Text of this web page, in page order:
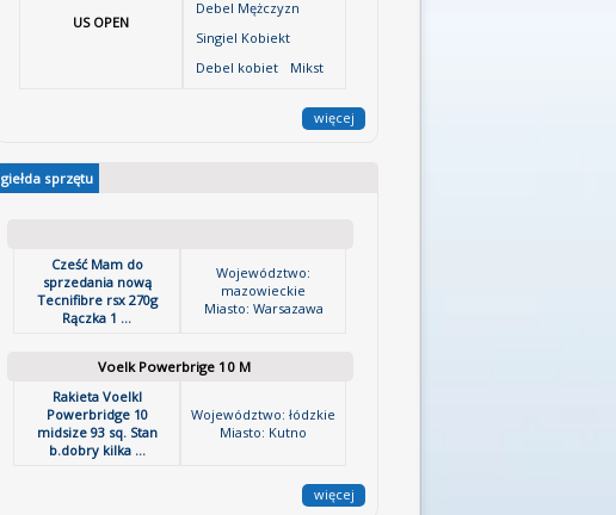
US OPEN
Debel Mężczyzn
Singiel Kobiekt
Debel kobiet
Mikst
więcej
giełda sprzętu
Cześć Mam do
sprzedania nową
Tecnifibre rsx 270g
Rączka 1 ...
Województwo:
mazowieckie
Miasto: Warsazawa
Voelk Powerbrige 10 M
Rakieta Voelkl
Powerbridge 10
midsize 93 sq. Stan
b.dobry kilka ...
Województwo: łódzkie
Miasto: Kutno
więcej